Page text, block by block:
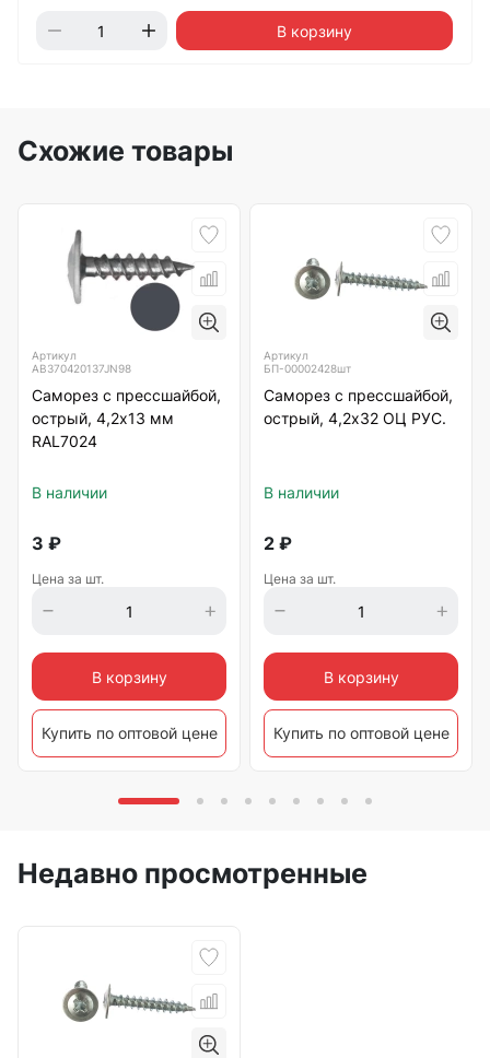
В корзину
Схожие товары
Артикул
AB370420137JN98
Саморез с прессшайбой,
острый, 4,2х13 мм
RAL7024
В наличии
3 ₽
Цена за шт.
В корзину
Купить по оптовой цене
Артикул
БП-00002428шт
Саморез с прессшайбой,
острый, 4,2х32 ОЦ РУС.
В наличии
2 ₽
Цена за шт.
В корзину
Купить по оптовой цене
Недавно просмотренные